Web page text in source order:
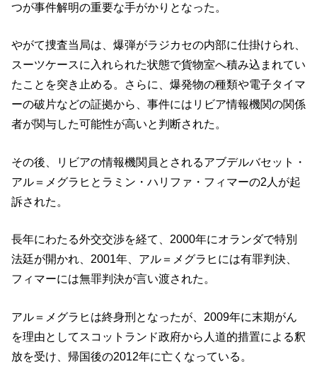
つが事件解明の重要な手がかりとなった。
やがて捜査当局は、爆弾がラジカセの内部に仕掛けられ、
スーツケースに入れられた状態で貨物室へ積み込まれてい
たことを突き止める。さらに、爆発物の種類や電子タイマ
ーの破片などの証拠から、事件にはリビア情報機関の関係
者が関与した可能性が高いと判断された。
その後、リビアの情報機関員とされるアブデルバセット・
アル＝メグラヒとラミン・ハリファ・フィマーの2人が起
訴された。
長年にわたる外交交渉を経て、2000年にオランダで特別
法廷が開かれ、2001年、アル＝メグラヒには有罪判決、
フィマーには無罪判決が言い渡された。
アル＝メグラヒは終身刑となったが、2009年に末期がん
を理由としてスコットランド政府から人道的措置による釈
放を受け、帰国後の2012年に亡くなっている。